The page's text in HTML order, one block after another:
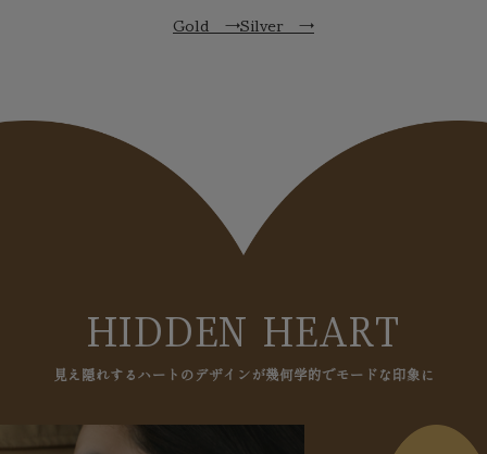
Gold →Silver →
HIDDEN HEART
見え隠れするハートのデザインが幾何学的でモードな印象に